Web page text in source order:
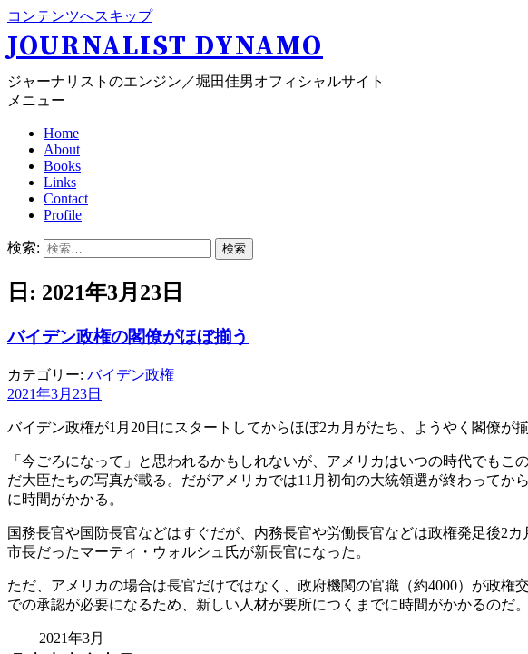
コンテンツへスキップ
JOURNALIST DYNAMO
ジャーナリストのエンジン／堀田佳男オフィシャルサイト
メニュー
Home
About
Books
Links
Contact
Profile
検索:
日: 2021年3月23日
バイデン政権の閣僚がほぼ揃う
カテゴリー: バイデン政権
2021年3月23日
バイデン政権が1月20日にスタートしてからほぼ2カ月がたち、ようやく閣僚が揃
「今ごろになって」と思われるかもしれないが、アメリカはいつの時代でも
だ大臣たちの写真が載る。だがアメリカでは11月初旬の大統領選が終わって
に時間がかかる。
国務長官や国防長官などはすぐだが、内務長官や労働長官などは政権発足後2
市長だったマーティ・ウォルシュ氏が新長官になった。
ただ、アメリカの場合は長官だけではなく、政府機関の官職（約4000）が政
での承認が必要になるため、新しい人材が要所につくまでに時間がかかるのだ。
2021年3月